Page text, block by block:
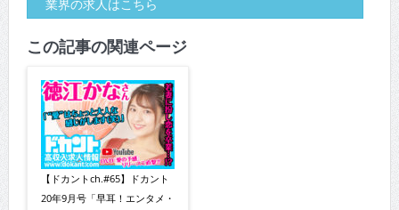
業界の求人はこちら
この記事の関連ページ
【ドカントch.#65】ドカント
20年9月号「早耳！エンタメ・